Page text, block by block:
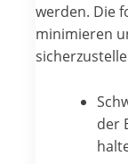
werden. Die
minimieren
der